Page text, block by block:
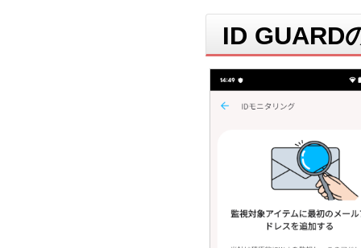
ID GUARD